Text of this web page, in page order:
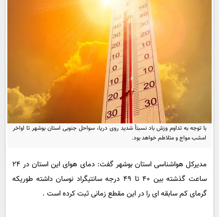
حوادث
سلامت
یک برش دانایی
محیط زیست
سفر و تفریح
بین الملل
سیاست خارجی
فرهنگ و هنر
علم و دانش
فناوری و It
علمی
اخبار کریپتو
قرآن
گوناگون
سرگرمی
باشگاه مغز
مجله تصویری سلاح
فیلم
اقتصاد
ورزش
گوناگون
عصر ایران 2
خواندنی ها و دیدنی ها
آشپزی
آموزش زبان
با توجه به تداوم وزش باد نسبتاً شدید روی دریا، سواحل جنوبی استان بوشهر تا اواخر
امشب مواج و متلاطم خواهد بود.
مدیرکل هواشناسی استان بوشهر گفت: دمای هوای این استان در ۲۴
ساعت گذشته بین ۴۰ تا ۴۹ درجه سانتیگراد نوسان داشته طوریکه
گرمای کم سابقه ای را در این مقطع زمانی ثبت کرده است .